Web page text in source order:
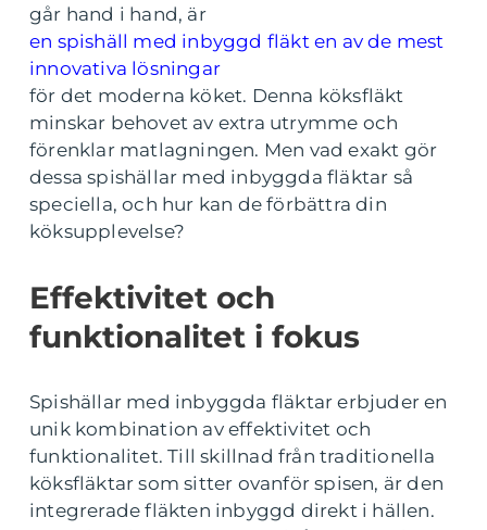
går hand i hand, är
en spishäll med inbyggd fläkt en av de mest
innovativa lösningar
för det moderna köket. Denna köksfläkt
minskar behovet av extra utrymme och
förenklar matlagningen. Men vad exakt gör
dessa spishällar med inbyggda fläktar så
speciella, och hur kan de förbättra din
köksupplevelse?
Effektivitet och
funktionalitet i fokus
Spishällar med inbyggda fläktar erbjuder en
unik kombination av effektivitet och
funktionalitet. Till skillnad från traditionella
köksfläktar som sitter ovanför spisen, är den
integrerade fläkten inbyggd direkt i hällen.